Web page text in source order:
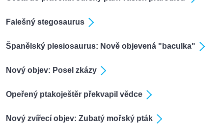
Falešný stegosaurus
Španělský plesiosaurus: Nově objevená "baculka"
Nový objev: Posel zkázy
Opeřený ptakoještěr překvapil vědce
Nový zvířecí objev: Zubatý mořský pták